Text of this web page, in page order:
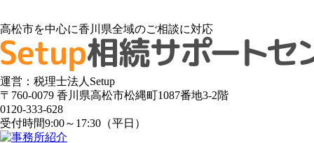
高松市を中心に香川県全域のご相談に対応
運営：税理士法人Setup
〒760-0079 香川県高松市松縄町1087番地3-2階
0120-333-628
受付時間9:00～17:30（平日）